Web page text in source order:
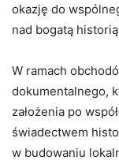
okazję do
nad bogatą historią
W ramach
dokumentalnego,
założenia po
świadectwem
w budowaniu